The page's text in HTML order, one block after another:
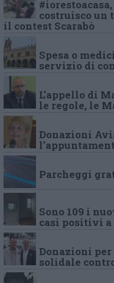
costruisco un
il contest Scarabò
Spesa o
servizio di
L’appello di
le regole, le
Donazioni
Parcheggi
Sono 109 i
casi positivi a
Donazioni per
solidale